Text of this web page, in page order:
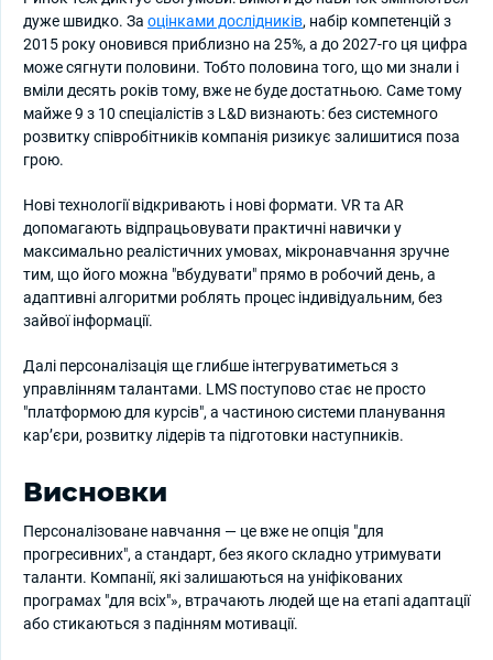
дуже швидко. За оцінками дослідників, набір компетенцій з
2015 року оновився приблизно на 25%, а до 2027-го ця цифра
може сягнути половини. Тобто половина того, що ми знали і
вміли десять років тому, вже не буде достатньою. Саме тому
майже 9 з 10 спеціалістів з L&D визнають: без системного
розвитку співробітників компанія ризикує залишитися поза
грою.
Нові технології відкривають і нові формати. VR та AR
допомагають відпрацьовувати практичні навички у
максимально реалістичних умовах, мікронавчання зручне
тим, що його можна "вбудувати" прямо в робочий день, а
адаптивні алгоритми роблять процес індивідуальним, без
зайвої інформації.
Далі персоналізація ще глибше інтегруватиметься з
управлінням талантами. LMS поступово стає не просто
"платформою для курсів", а частиною системи планування
кар’єри, розвитку лідерів та підготовки наступників.
Висновки
Персоналізоване навчання — це вже не опція "для
прогресивних", а стандарт, без якого складно утримувати
таланти. Компанії, які залишаються на уніфікованих
програмах "для всіх"», втрачають людей ще на етапі адаптації
або стикаються з падінням мотивації.